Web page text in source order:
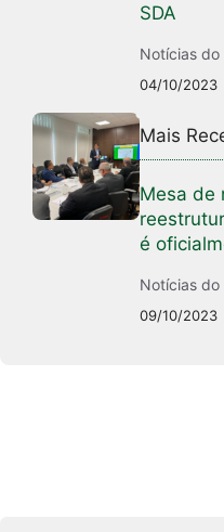
SDA
Notícias
04/10/2023
Mais
Mesa de
é
Notícias
09/10/2023